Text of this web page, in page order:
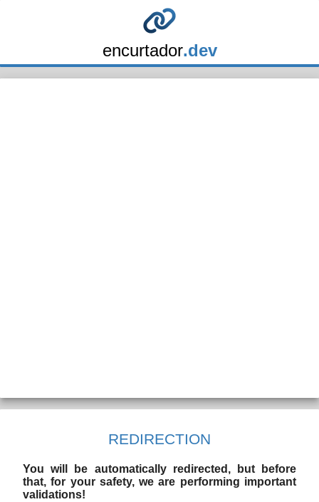
encurtador.dev
REDIRECTION
You will be automatically redirected, but before
that, for your safety, we are performing important
validations!